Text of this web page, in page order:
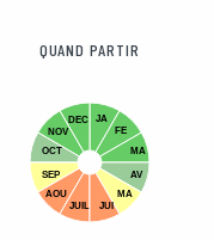
QUAND PARTIR
JA
FE
MA
AV
MA
DEC
NOV
OCT
SEP
AOU
JUIL
JUI